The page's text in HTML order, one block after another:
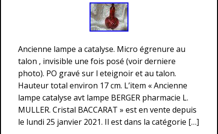
Ancienne lampe a catalyse. Micro égrenure au
talon , invisible une fois posé (voir derniere
photo). PO gravé sur l eteignoir et au talon.
Hauteur total environ 17 cm. L’item « Ancienne
lampe catalyse avt lampe BERGER pharmacie L.
MULLER. Cristal BACCARAT » est en vente depuis
le lundi 25 janvier 2021. Il est dans la catégorie […]